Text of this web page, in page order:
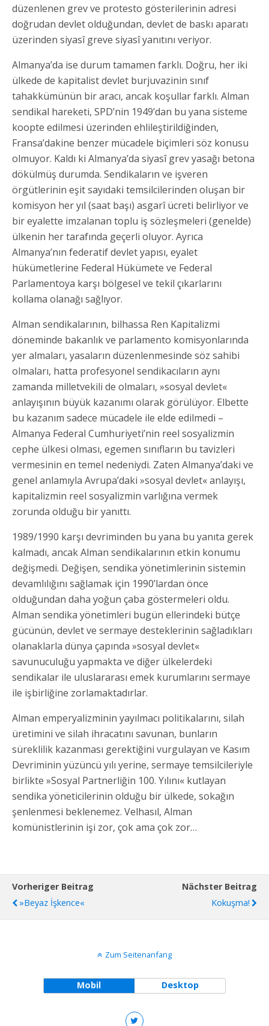
düzenlenen grev ve protesto gösterilerinin adresi
doğrudan devlet olduğundan, devlet de baskı aparatı
üzerinden siyasî greve siyasî yanıtını veriyor.
Almanya’da ise durum tamamen farklı. Doğru, her iki
ülkede de kapitalist devlet burjuvazinin sınıf
tahakkümünün bir aracı, ancak koşullar farklı. Alman
sendikal hareketi, SPD’nin 1949’dan bu yana sisteme
koopte edilmesi üzerinden ehlileştirildiğinden,
Fransa’dakine benzer mücadele biçimleri söz konusu
olmuyor. Kaldı ki Almanya’da siyasî grev yasağı betona
dökülmüş durumda. Sendikaların ve işveren
örgütlerinin eşit sayıdaki temsilcilerinden oluşan bir
komisyon her yıl (saat başı) asgarî ücreti belirliyor ve
bir eyalette imzalanan toplu iş sözleşmeleri (genelde)
ülkenin her tarafında geçerli oluyor. Ayrıca
Almanya’nın federatif devlet yapısı, eyalet
hükümetlerine Federal Hükümete ve Federal
Parlamentoya karşı bölgesel ve tekil çıkarlarını
kollama olanağı sağlıyor.
Alman sendikalarının, bilhassa Ren Kapitalizmi
döneminde bakanlık ve parlamento komisyonlarında
yer almaları, yasaların düzenlenmesinde söz sahibi
olmaları, hatta profesyonel sendikacıların aynı
zamanda milletvekili de olmaları, »sosyal devlet«
anlayışının büyük kazanımı olarak görülüyor. Elbette
bu kazanım sadece mücadele ile elde edilmedi –
Almanya Federal Cumhuriyeti’nin reel sosyalizmin
cephe ülkesi olması, egemen sınıfların bu tavizleri
vermesinin en temel nedeniydi. Zaten Almanya’daki ve
genel anlamıyla Avrupa’daki »sosyal devlet« anlayışı,
kapitalizmin reel sosyalizmin varlığına vermek
zorunda olduğu bir yanıttı.
1989/1990 karşı devriminden bu yana bu yanıta gerek
kalmadı, ancak Alman sendikalarının etkin konumu
değişmedi. Değişen, sendika yönetimlerinin sistemin
devamlılığını sağlamak için 1990’lardan önce
olduğundan daha yoğun çaba göstermeleri oldu.
Alman sendika yönetimleri bugün ellerindeki bütçe
gücünün, devlet ve sermaye desteklerinin sağladıkları
olanaklarla dünya çapında »sosyal devlet«
savunuculuğu yapmakta ve diğer ülkelerdeki
sendikalar ile uluslararası emek kurumlarını sermaye
ile işbirliğine zorlamaktadırlar.
Alman emperyalizminin yayılmacı politikalarını, silah
üretimini ve silah ihracatını savunan, bunların
süreklilik kazanması gerektiğini vurgulayan ve Kasım
Devriminin yüzüncü yılı yerine, sermaye temsilcileriyle
birlikte »Sosyal Partnerliğin 100. Yılını« kutlayan
sendika yöneticilerinin olduğu bir ülkede, sokağın
şenlenmesi beklenemez. Velhasıl, Alman
komünistlerinin işi zor, çok ama çok zor…
Vorheriger Beitrag
»Beyaz İşkence«
Nächster Beitrag
Kokuşma!
Zum Seitenanfang
Mobil Desktop